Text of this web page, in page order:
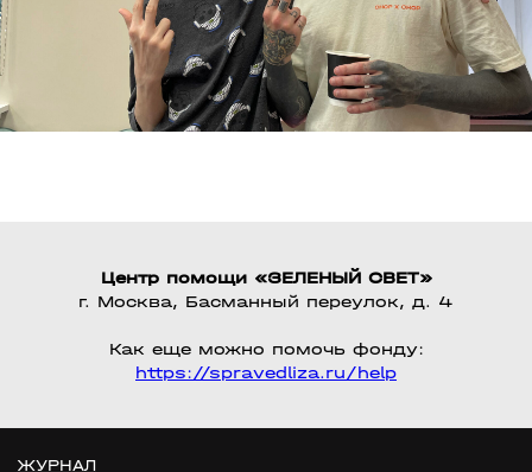
Центр помощи «ЗЕЛЕНЫЙ СВЕТ»
г. Москва, Басманный переулок, д. 4
Как еще можно помочь фонду:
https://spravedliza.ru/help
НОВОСТИ И СПЕЦПРЕДЛОЖЕНИЯ
В САМОЙ НЕНАВЯЗЧИВОЙ РАССЫЛКЕ
ОНЛАЙН – ЗАПИСЬ